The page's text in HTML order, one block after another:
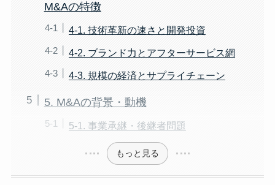
M&Aの特徴
4-1. 技術革新の速さと開発投資
4-2. ブランド力とアフターサービス網
4-3. 規模の経済とサプライチェーン
5. M&Aの背景・動機
5-1. 事業承継・後継者問題
もっと見る